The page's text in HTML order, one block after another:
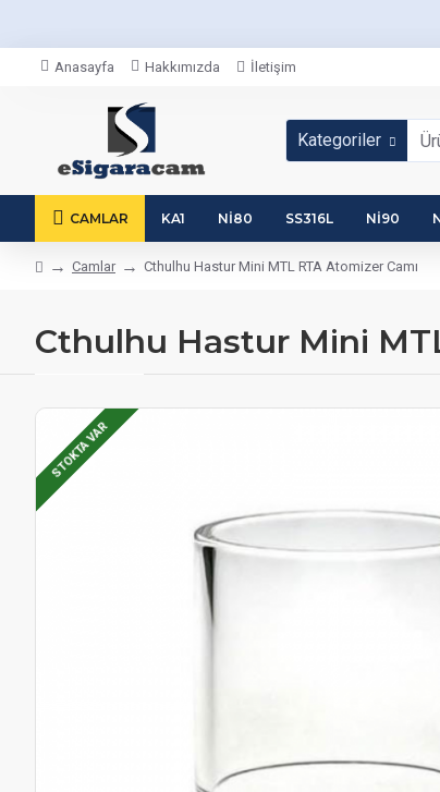
Anasayfa Hakkımızda İletişim
Kategoriler
CAMLAR KA1 NI80 SS316L NI90
Camlar Cthulhu Hastur Mini MTL RTA Atomizer Camı
Cthulhu Hastur Mini
STOKTA VAR